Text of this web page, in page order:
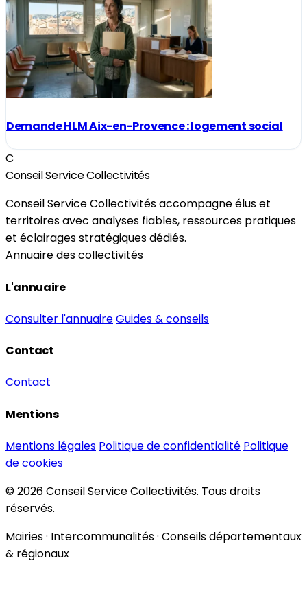
Demande HLM Aix-en-Provence : logement social
C
Conseil Service Collectivités
Conseil Service Collectivités accompagne élus et
territoires avec analyses fiables, ressources pratiques
et éclairages stratégiques dédiés.
Annuaire des collectivités
L'annuaire
Consulter l'annuaireGuides & conseils
Contact
Contact
Mentions
Mentions légales Politique de confidentialité Politique
de cookies
© 2026 Conseil Service Collectivités. Tous droits
réservés.
Mairies · Intercommunalités · Conseils départementaux
& régionaux